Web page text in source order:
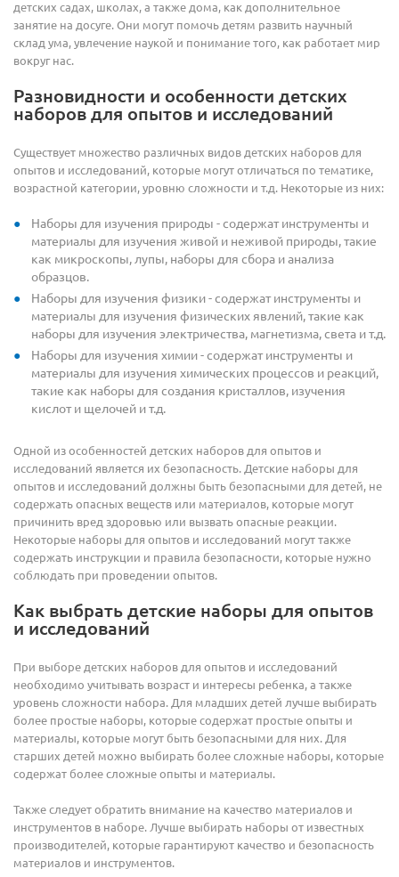
детских садах, школах, а также дома, как дополнительное
занятие на досуге. Они могут помочь детям развить научный
склад ума, увлечение наукой и понимание того, как работает мир
вокруг нас.
Разновидности и особенности детских
наборов для опытов и исследований
Существует множество различных видов детских наборов для
опытов и исследований, которые могут отличаться по тематике,
возрастной категории, уровню сложности и т.д. Некоторые из них:
Наборы для изучения природы - содержат инструменты и
материалы для изучения живой и неживой природы, такие
как микроскопы, лупы, наборы для сбора и анализа
образцов.
Наборы для изучения физики - содержат инструменты и
материалы для изучения физических явлений, такие как
наборы для изучения электричества, магнетизма, света и т.д.
Наборы для изучения химии - содержат инструменты и
материалы для изучения химических процессов и реакций,
такие как наборы для создания кристаллов, изучения
кислот и щелочей и т.д.
Одной из особенностей детских наборов для опытов и
исследований является их безопасность. Детские наборы для
опытов и исследований должны быть безопасными для детей, не
содержать опасных веществ или материалов, которые могут
причинить вред здоровью или вызвать опасные реакции.
Некоторые наборы для опытов и исследований могут также
содержать инструкции и правила безопасности, которые нужно
соблюдать при проведении опытов.
Как выбрать детские наборы для опытов
и исследований
При выборе детских наборов для опытов и исследований
необходимо учитывать возраст и интересы ребенка, а также
уровень сложности набора. Для младших детей лучше выбирать
более простые наборы, которые содержат простые опыты и
материалы, которые могут быть безопасными для них. Для
старших детей можно выбирать более сложные наборы, которые
содержат более сложные опыты и материалы.
Также следует обратить внимание на качество материалов и
инструментов в наборе. Лучше выбирать наборы от известных
производителей, которые гарантируют качество и безопасность
материалов и инструментов.